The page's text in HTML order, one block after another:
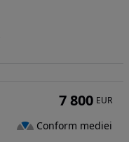
7 800 EUR
Conform mediei